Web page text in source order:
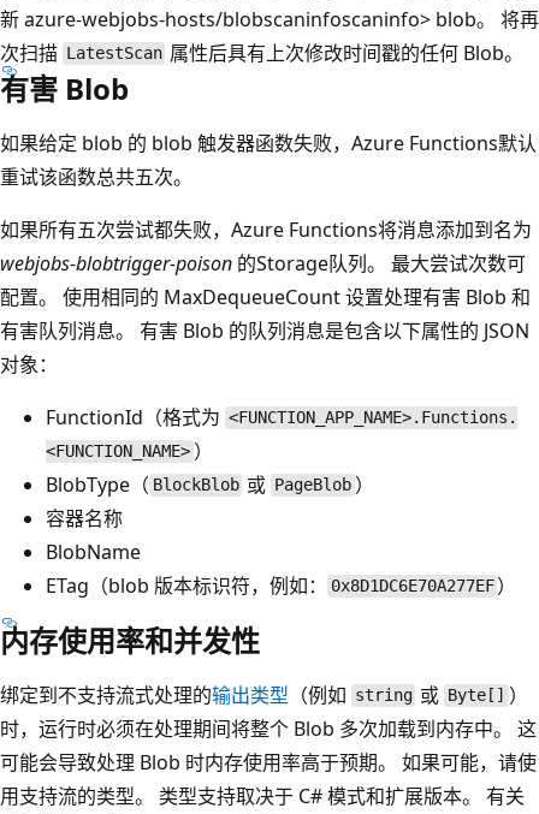
新azure-webjobs-hosts/blobscaninfoscaninfo> blob。 将再
次扫描 LatestScan 属性后具有上次修改时间戳的任何 Blob。
有害 Blob
如果给定 blob 的 blob 触发器函数失败，Azure Functions默认
重试该函数总共五次。
如果所有五次尝试都失败，Azure Functions将消息添加到名为
webjobs-blobtrigger-poison 的Storage队列。 最大尝试次数可
配置。 使用相同的 MaxDequeueCount 设置处理有害 Blob 和
有害队列消息。 有害 Blob 的队列消息是包含以下属性的 JSON
对象：
FunctionId（格式为 <FUNCTION_APP_NAME>.Functions.
<FUNCTION_NAME> ）
BlobType（ BlockBlob 或 PageBlob ）
容器名称
BlobName
ETag（blob 版本标识符，例如：
0x8D1DC6E70A277EF ）
内存使用率和并发性
绑定到不支持流式处理的输出类型 （例如 string 或 Byte[]
）
时，运行时必须在处理期间将整个 Blob 多次加载到内存中。 这
可能会导致处理 Blob 时内存使用率高于预期。 如果可能，请使
用支持流的类型。 类型支持取决于 C# 模式和扩展版本。 有关